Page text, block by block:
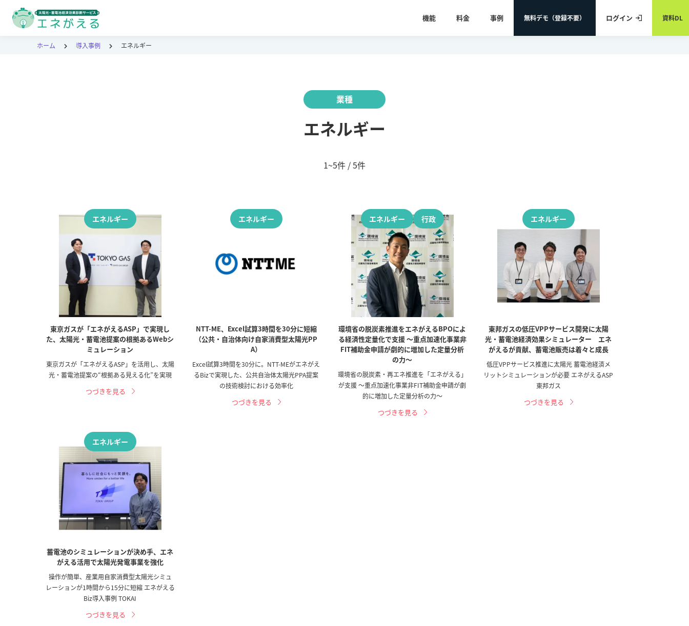
機能 料金 事例 無料デモ（登録不要） ログイン 資料DL
ホーム 導入事例 エネルギー
業種
エネルギー
1~5件 / 5件
エネルギー
東京ガスが「エネがえるASP」で実現し
た、太陽光・蓄電池提案の根拠あるWebシ
ミュレーション
東京ガスが「エネがえるASP」を活用し、太陽
光・蓄電池提案の“根拠ある見える化”を実現
つづきを見る
エネルギー
NTT-ME、Excel試算3時間を30分に短縮
（公共・自治体向け自家消費型太陽光PP
A）
Excel試算3時間を30分に。NTT-MEがエネがえ
るBizで実現した、公共自治体太陽光PPA提案
の技術検討における効率化
つづきを見る
エネルギー 行政
環境省の脱炭素推進をエネがえるBPOによ
る経済性定量化で支援 ～重点加速化事業非
FIT補助金申請が劇的に増加した定量分析
の力～
環境省の脱炭素・再エネ推進を「エネがえる」
が支援 ～重点加速化事業非FIT補助金申請が劇
的に増加した定量分析の力～
つづきを見る
エネルギー
東邦ガスの低圧VPPサービス開発に太陽
光・蓄電池経済効果シミュレーター エネ
がえるが貢献、蓄電池販売は着々と成長
低圧VPPサービス推進に太陽光 蓄電池経済メ
リットシミュレーションが必要 エネがえるASP
東邦ガス
つづきを見る
エネルギー
蓄電池のシミュレーションが決め手、エネ
がえる活用で太陽光発電事業を強化
操作が簡単、産業用自家消費型太陽光シミュ
レーションが1時間から15分に短縮 エネがえる
Biz導入事例 TOKAI
つづきを見る